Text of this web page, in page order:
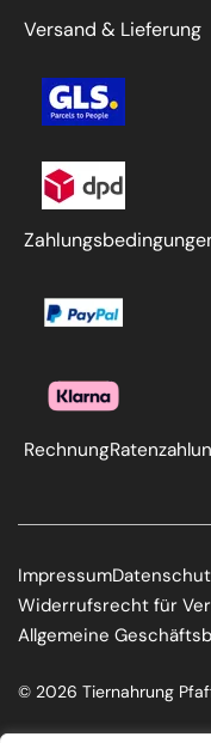
Versand & Lieferung
Rechnung
Impressum
Widerrufsrecht für
Allgemeine
© 2026 Tiernahrung